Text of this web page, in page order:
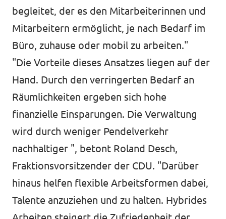
begleitet, der es den Mitarbeiterinnen und
Mitarbeitern ermöglicht, je nach Bedarf im
Büro, zuhause oder mobil zu arbeiten."
"Die Vorteile dieses Ansatzes liegen auf der
Hand. Durch den verringerten Bedarf an
Räumlichkeiten ergeben sich hohe
finanzielle Einsparungen. Die Verwaltung
wird durch weniger Pendelverkehr
nachhaltiger ", betont Roland Desch,
Fraktionsvorsitzender der CDU. "Darüber
hinaus helfen flexible Arbeitsformen dabei,
Talente anzuziehen und zu halten. Hybrides